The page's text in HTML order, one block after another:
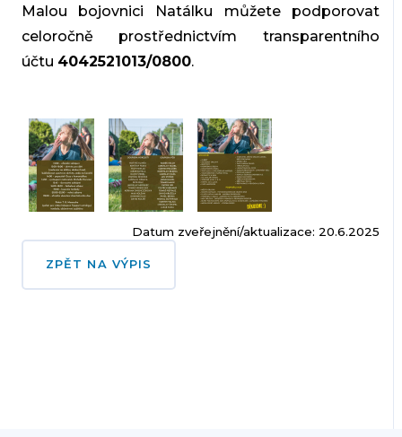
Malou bojovnici Natálku můžete podporovat
celoročně prostřednictvím transparentního
účtu 4042521013/0800.
Datum zveřejnění/aktualizace: 20.6.2025
ZPĚT NA VÝPIS